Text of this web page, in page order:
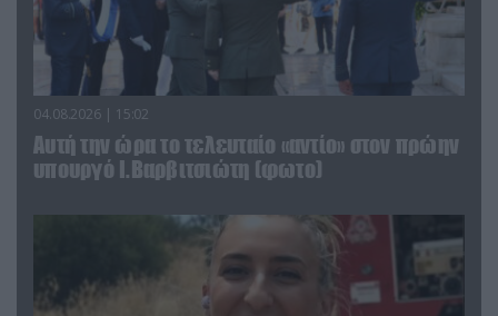
04.08.2026 | 15:02
Αυτή την ώρα το τελευταίο «αντίο» στον πρώην
υπουργό Ι.Βαρβιτσιώτη (φωτο)